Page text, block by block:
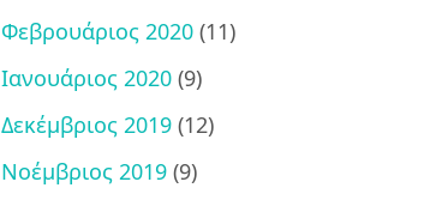
Φεβρουάριος 2020 (11)
Ιανουάριος 2020 (9)
Δεκέμβριος 2019 (12)
Νοέμβριος 2019 (9)